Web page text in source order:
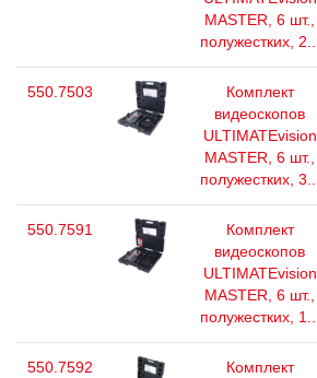
MASTER, 6 шт.,
полужестких, 2...
550.7503
Комплект
видеоскопов
ULTIMATEvision
MASTER, 6 шт.,
полужестких, 3...
550.7591
Комплект
видеоскопов
ULTIMATEvision
MASTER, 6 шт.,
полужестких, 1...
550.7592
Комплект